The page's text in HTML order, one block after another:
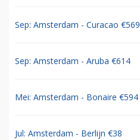
Sep: Amsterdam - Curacao €569
Sep: Amsterdam - Aruba €614
Mei: Amsterdam - Bonaire €594
Jul: Amsterdam - Berlijn €38